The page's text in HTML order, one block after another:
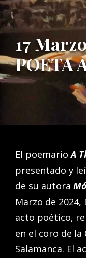
17
POETA
El poemarioA
presentado y
de su autora
Marzo de
acto poético,
en el coro de la
Salamanca. El